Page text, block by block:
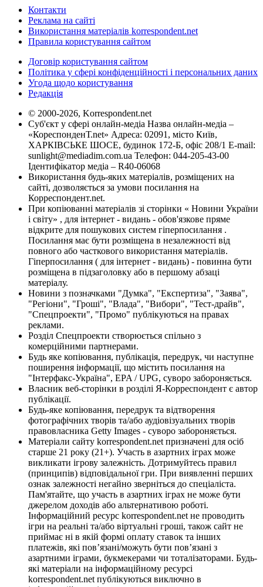
Контакти
Реклама на сайті
Використання матеріалів korrespondent.net
Правила користування сайтом
Договір користування сайтом
Політика у сфері конфіденційності і персональних даних
Угода щодо користування
Редакція
© 2000-2026, Korrespondent.net
Суб'єкт у сфері онлайн-медіа Назва онлайн-медіа –
«КореспонденТ.net» Адреса: 02091, місто Київ,
ХАРКІВСЬКЕ ШОСЕ, будинок 172-Б, офіс 208/1 E-mail:
sunlight@mediadim.com.ua Телефон: 044-205-43-00
Ідентифікатор медіа – R40-06068
Використання будь-яких матеріалів, розміщених на
сайті, дозволяється за умови посилання на
Корреспондент.net.
При копіюванні матеріалів зі сторінки « Новини України
і світу» , для інтернет - видань - обов'язкове пряме
відкрите для пошукових систем гіперпосилання .
Посилання має бути розміщена в незалежності від
повного або часткового використання матеріалів.
Гіперпосилання ( для інтернет - видань) - повинна бути
розміщена в підзаголовку або в першому абзаці
матеріалу.
Новини з позначками "Думка", "Експертиза", "Заява",
"Регіони", "Гроші", "Влада", "Вибори", "Тест-драйв",
"Спецпроекти", "Промо" публікуються на правах
реклами.
Розділ Спецпроекти створюється спільно з
комерційними партнерами.
Будь яке копіювання, публікація, передрук, чи наступне
поширення інформації, що містить посилання на
"Інтерфакс-Україна", EPA / UPG, суворо забороняється.
Власник веб-сторінки в розділі Я-Корреспондент є автор
публікації.
Будь-яке копіювання, передрук та відтворення
фотографічних творів та/або аудіовізуальних творів
правовласника Getty Images - суворо забороняється.
Матеріали сайту korrespondent.net призначені для осіб
старше 21 року (21+). Участь в азартних іграх може
викликати ігрову залежність. Дотримуйтесь правил
(принципів) відповідальної гри. При виявленні перших
ознак залежності негайно зверніться до спеціаліста.
Пам'ятайте, що участь в азартних іграх не може бути
джерелом доходів або альтернативою роботі.
Інформаційний ресурс korrespondent.net не проводить
ігри на реальні та/або віртуальні гроші, також сайт не
приймає ні в якій формі оплату ставок та інших
платежів, які пов’язані/можуть бути пов’язані з
азартними іграми, букмекерами чи тоталізаторами. Будь-
які матеріали на інформаційному ресурсі
korrespondent.net публікуються виключно в